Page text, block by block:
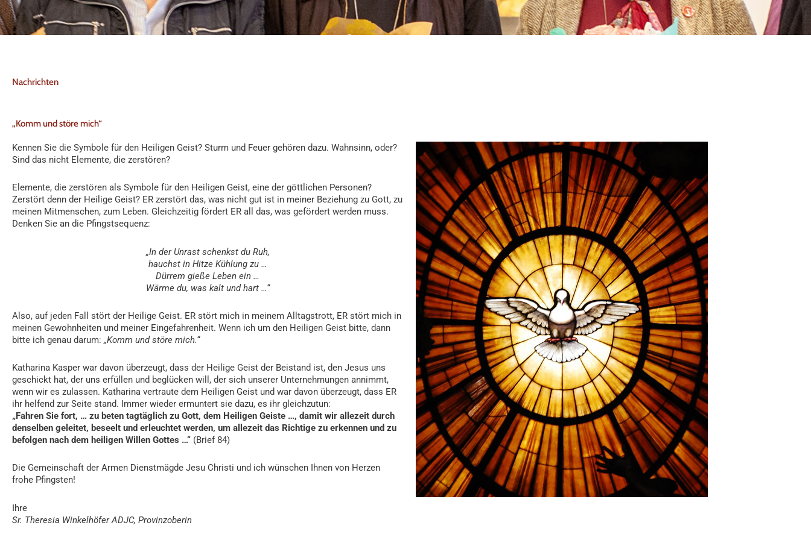
Nachrichten
„Komm und störe mich“
Kennen Sie die Symbole für den Heiligen Geist? Sturm und Feuer gehören dazu. Wahnsinn, oder?
Sind das nicht Elemente, die zerstören?
Elemente, die zerstören als Symbole für den Heiligen Geist, eine der göttlichen Personen?
Zerstört denn der Heilige Geist? ER zerstört das, was nicht gut ist in meiner Beziehung zu Gott, zu
meinen Mitmenschen, zum Leben. Gleichzeitig fördert ER all das, was gefördert werden muss.
Denken Sie an die Pfingstsequenz:
„In der Unrast schenkst du Ruh,
hauchst in Hitze Kühlung zu …
Dürrem gieße Leben ein …
Wärme du, was kalt und hart …“
Also, auf jeden Fall stört der Heilige Geist. ER stört mich in meinem Alltagstrott, ER stört mich in
meinen Gewohnheiten und meiner Eingefahrenheit. Wenn ich um den Heiligen Geist bitte, dann
bitte ich genau darum: „Komm und störe mich.“
Katharina Kasper war davon überzeugt, dass der Heilige Geist der Beistand ist, den Jesus uns
geschickt hat, der uns erfüllen und beglücken will, der sich unserer Unternehmungen annimmt,
wenn wir es zulassen. Katharina vertraute dem Heiligen Geist und war davon überzeugt, dass ER
ihr helfend zur Seite stand. Immer wieder ermuntert sie dazu, es ihr gleichzutun:
„Fahren Sie fort, … zu beten tagtäglich zu Gott, dem Heiligen Geiste …, damit wir allezeit durch
denselben geleitet, beseelt und erleuchtet werden, um allezeit das Richtige zu erkennen und zu
befolgen nach dem heiligen Willen Gottes …“ (Brief 84)
Die Gemeinschaft der Armen Dienstmägde Jesu Christi und ich wünschen Ihnen von Herzen
frohe Pfingsten!
Ihre
Sr. Theresia Winkelhöfer ADJC, Provinzoberin